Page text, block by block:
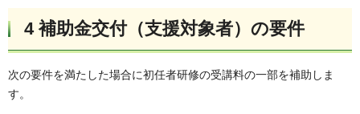
4 補助金交付（支援対象者）の要件
次の要件を満たした場合に初任者研修の受講料の一部を補助しま
す。